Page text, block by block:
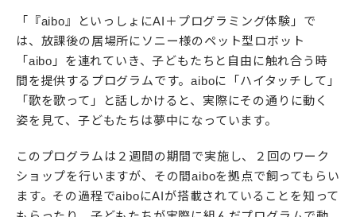
「『aibo』といっしょにAI＋プログラミング体験」で
は、放課後の居場所にソニー様のペット型ロボット
「aibo」を連れていき、子どもたちと自由に触れ合う時
間を提供するプログラムです。aiboに「ハイタッチして」
「歌を歌って」と話しかけると、実際にその通りに動く
姿を見て、子どもたちは夢中になっています。
このプログラムは２週間の期間で実施し、２回のワーク
ショップを行いますが、その間aiboを拠点で飼ってもらい
ます。その過程でaiboにAIが搭載されていることを知って